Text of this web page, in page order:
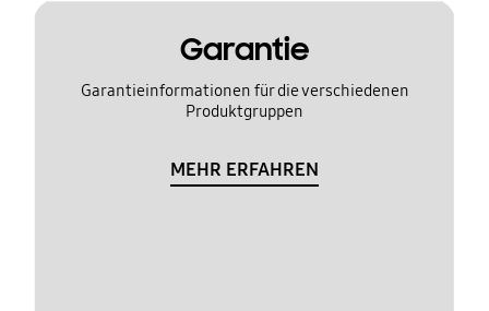
Garantie
Garantieinformationen für die verschiedenen
Produktgruppen
MEHR ERFAHREN